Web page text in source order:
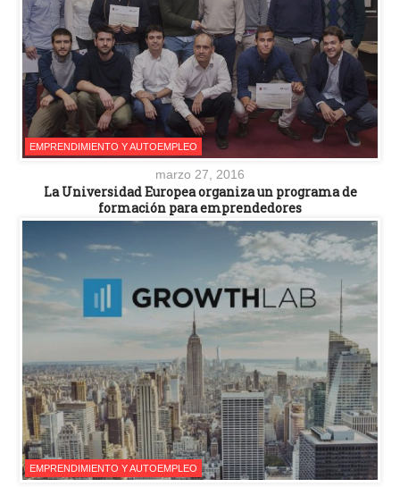
EMPRENDIMIENTO Y AUTOEMPLEO
marzo 27, 2016
La Universidad Europea organiza un programa de
formación para emprendedores
EMPRENDIMIENTO Y AUTOEMPLEO